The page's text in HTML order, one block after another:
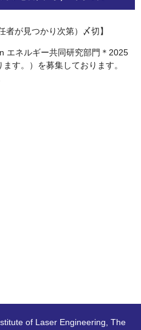
者が見つかり次第）〆切】
エネルギー共同研究部門＊2025
す。）を募集しております。
of Laser Engineering, The